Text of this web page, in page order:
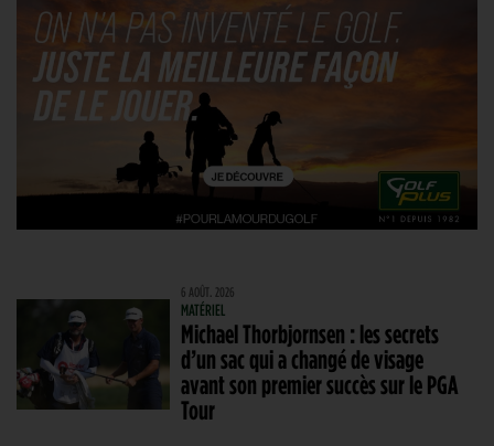
6 AOÛT. 2026
MATÉRIEL
Michael Thorbjornsen : les secrets
d’un sac qui a changé de visage
avant son premier succès sur le PGA
Tour